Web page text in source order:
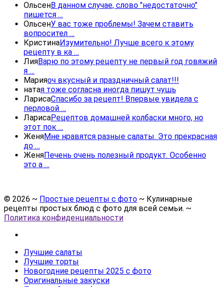
ОльсенВ данном случае, слово "недостаточно"
пишется …
ОльсенУ вас тоже проблемы! Зачем ставить
вопросител …
КристинаИзумительно! Лучше всего к этому
рецепту в ка …
ЛияВарю по этому рецепту не первый год говяжий
я …
Марияоч вкусный и праздничный салат!!!
натая тоже согласна иногда пишут чушь
ЛарисаСпасибо за рецепт! Впервые увидела с
перловой …
ЛарисаРецептов домашней колбаски много, но
этот пок …
ЖеняМне нравятся разные салаты. Это прекрасная
до …
ЖеняПечень очень полезный продукт. Особенно
это а …
© 2026 ~ Простые рецепты с фото ~ Кулинарные
рецепты простых блюд с фото для всей семьи. ~
Политика конфиденциальности
Лучшие салаты
Лучшие торты
Новогодние рецепты 2025 с фото
Оригинальные закуски